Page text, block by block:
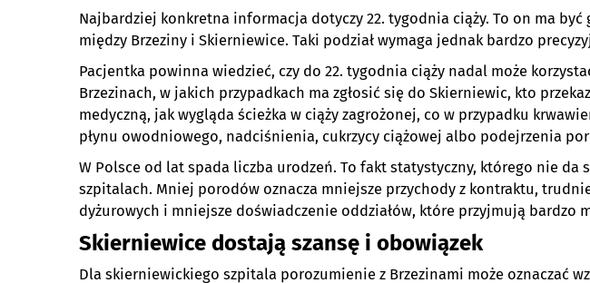
Najbardziej konkretna informacja dotyczy 22. tygodnia ciąży. To on ma być
między Brzeziny i Skierniewice. Taki podział wymaga jednak bardzo
Pacjentka powinna wiedzieć, czy do 22. tygodnia ciąży nadal może
Brzezinach, w jakich przypadkach ma zgłosić się do Skierniewic, kto
medyczną, jak wygląda ścieżka w ciąży zagrożonej, co w przypadku
płynu owodniowego, nadciśnienia, cukrzycy ciążowej albo podejrzenia
W Polsce od lat spada liczba urodzeń. To fakt statystyczny, którego nie da
szpitalach. Mniej porodów oznacza mniejsze przychody z kontraktu,
dyżurowych i mniejsze doświadczenie oddziałów, które przyjmują bardzo
Skierniewice dostają szansę i obowiązek
Dla skierniewickiego szpitala porozumienie z Brzezinami może oznaczać